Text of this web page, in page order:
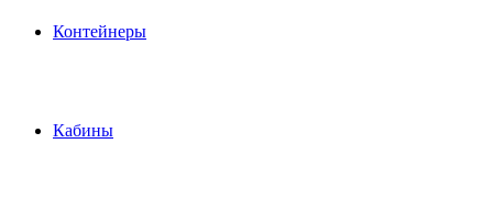
Контейнеры
Кабины